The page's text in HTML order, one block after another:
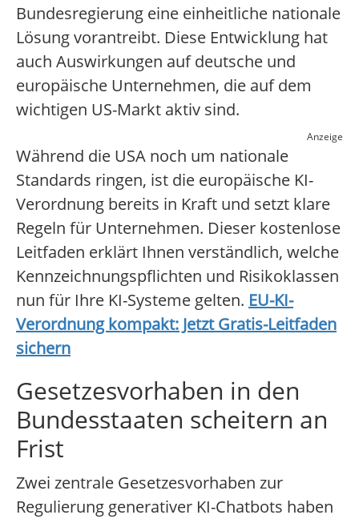
Bundesregierung eine einheitliche nationale
Lösung vorantreibt. Diese Entwicklung hat
auch Auswirkungen auf deutsche und
europäische Unternehmen, die auf dem
wichtigen US-Markt aktiv sind.
Anzeige
Während die USA noch um nationale
Standards ringen, ist die europäische KI-
Verordnung bereits in Kraft und setzt klare
Regeln für Unternehmen. Dieser kostenlose
Leitfaden erklärt Ihnen verständlich, welche
Kennzeichnungspflichten und Risikoklassen
nun für Ihre KI-Systeme gelten. EU-KI-
Verordnung kompakt: Jetzt Gratis-Leitfaden
sichern
Gesetzesvorhaben in den
Bundesstaaten scheitern an
Frist
Zwei zentrale Gesetzesvorhaben zur
Regulierung generativer KI-Chatbots haben